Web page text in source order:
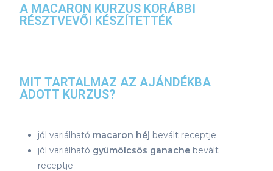
A MACARON KURZUS KORÁBBI
RÉSZTVEVŐI KÉSZÍTETTÉK
MIT TARTALMAZ AZ AJÁNDÉKBA
ADOTT KURZUS?
jól variálható macaron héj bevált receptje
jól variálható gyümölcsös ganache bevált
receptje